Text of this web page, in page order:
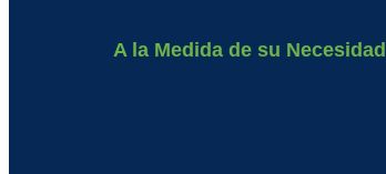
A la Medida de su Necesidad